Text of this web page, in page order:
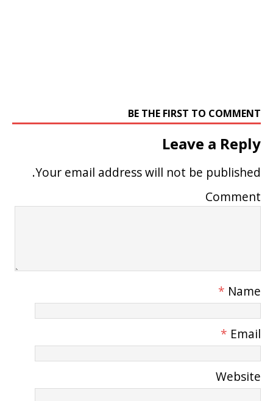
BE THE FIRST TO COMMENT
Leave a Reply
Your email address will not be published.
Comment
Name
*
Email
*
Website